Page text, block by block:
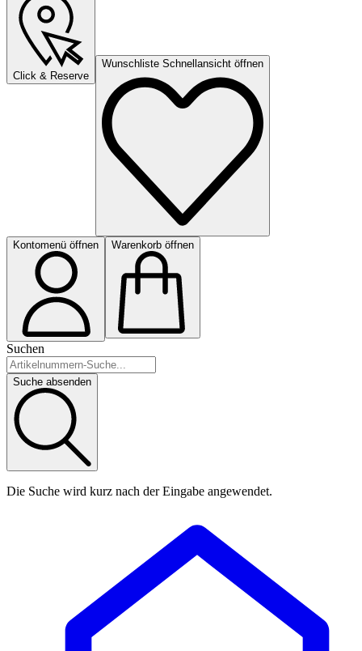
Click & Reserve
Wunschliste Schnellansicht öffnen
Kontomenü öffnen Warenkorb öffnen
Suchen
Suche absenden
Die Suche wird kurz nach der Eingabe angewendet.